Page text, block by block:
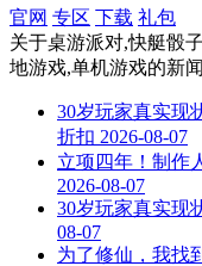
官网 专区 下载 礼包
关于桌游派对,快艇骰
地游戏,单机游戏的新闻
30岁玩家真实现
折扣 2026-08-07
立项四年！制作
2026-08-07
30岁玩家真实现
08-07
为了修仙，我找